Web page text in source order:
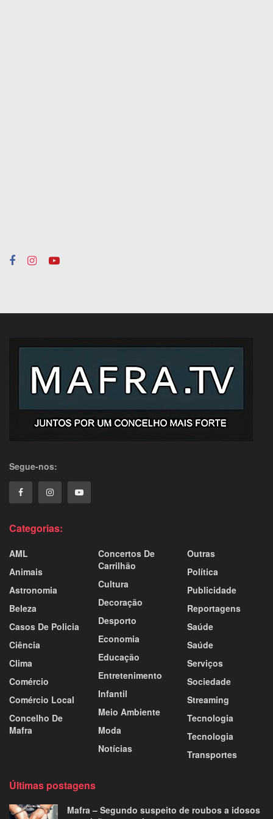
Segue-nos:
Categorias:
AML
Animais
Astronomia
Beleza
Casos De Policia
Ciência
Clima
Comércio
Comércio Local
Concelho De
Mafra
Concertos De
Carrilhão
Cultura
Decoração
Desporto
Economia
Educação
Entretenimento
Infantil
Meio Ambiente
Moda
Notícias
Outras
Política
Publicidade
Reportagens
Saúde
Saúde
Serviços
Sociedade
Streaming
Tecnologia
Tecnologia
Transportes
Últimas postagens
Mafra – Segundo suspeito de roubos a idosos